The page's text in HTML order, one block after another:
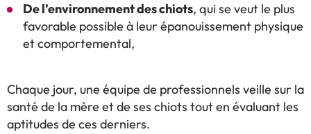
De l’environnement des chiots, qui se veut le plus
favorable possible à leur épanouissement physique
et comportemental,
Chaque jour, une équipe de professionnels veille sur la
santé de la mère et de ses chiots tout en évaluant les
aptitudes de ces derniers.